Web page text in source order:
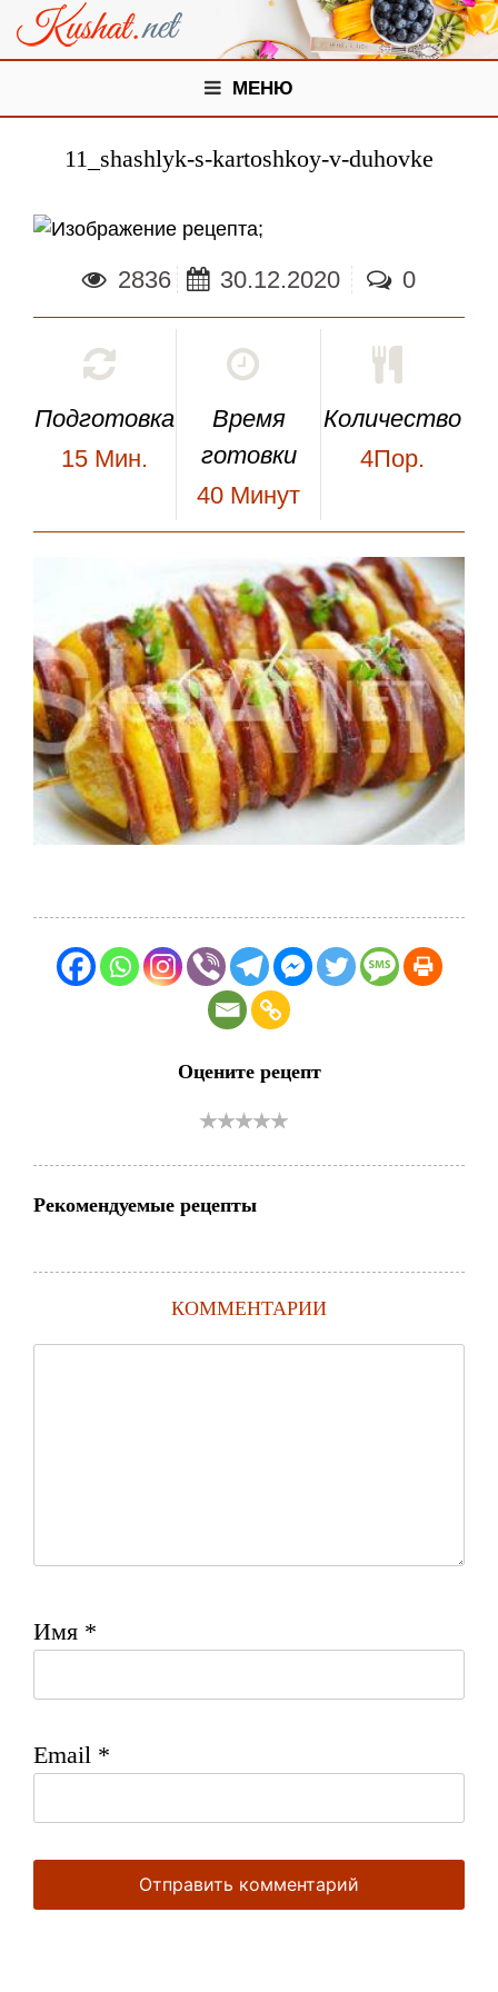
МЕНЮ
11_shashlyk-s-kartoshkoy-v-duhovke
;
2836 30.12.2020 0
Подготовка
15 Мин.
Время
готовки
40 Минут
Количество
4Пор.
Оцените рецепт
Рекомендуемые рецепты
КОММЕНТАРИИ
Имя *
Email *